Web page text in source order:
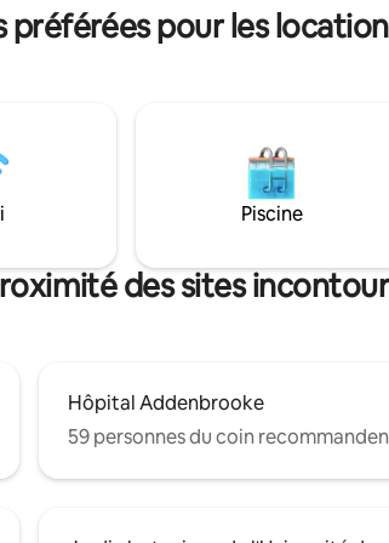
pour les
Piscine
des sites
Hôpital Addenbrooke
59 personnes du coin